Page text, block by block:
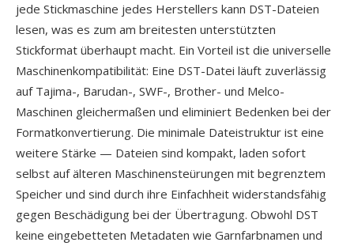
jede Stickmaschine jedes Herstellers kann DST-Dateien
lesen, was es zum am breitesten unterstützten
Stickformat überhaupt macht. Ein Vorteil ist die universelle
Maschinenkompatibilität: Eine DST-Datei läuft zuverlässig
auf Tajima-, Barudan-, SWF-, Brother- und Melco-
Maschinen gleichermaßen und eliminiert Bedenken bei der
Formatkonvertierung. Die minimale Dateistruktur ist eine
weitere Stärke — Dateien sind kompakt, laden sofort
selbst auf älteren Maschinensteürungen mit begrenztem
Speicher und sind durch ihre Einfachheit widerstandsfähig
gegen Beschädigung bei der Übertragung. Obwohl DST
keine eingebetteten Metadaten wie Garnfarbnamen und